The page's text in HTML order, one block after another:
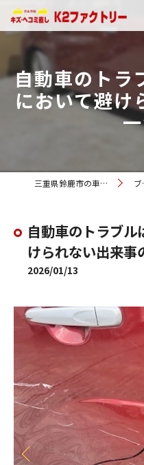
自動車のトラ
において避け
三重県鈴鹿市の車修理ならK2ファクトリー ブログ
自動車のトラブル
けられない出来事
2026/01/13